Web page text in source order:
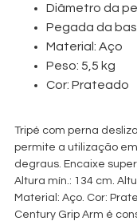
Diâmetro da
Pegada da
Material: Aço
Peso: 5,5 kg
Cor: Prateado
Tripé com perna
permite a utilização
degraus. Encaixe
Altura mín.: 134 cm.
Material: Aço. Cor:
Century Grip Arm é